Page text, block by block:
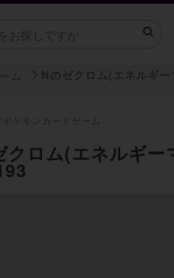
クロム(エネルギー